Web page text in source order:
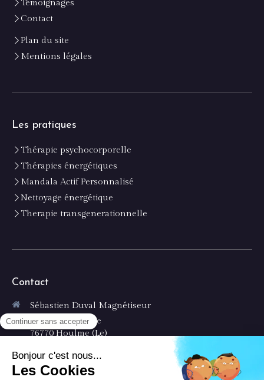
Témoignages
Contact
Plan du site
Mentions légales
Les pratiques
Thérapie psychocorporelle
Thérapies énergétiques
Mandala Actif Personnalisé
Nettoyage énergétique
Therapie transgenerationnelle
Contact
Sébastien Duval Magnétiseur
8 rue République
76770 Houlme (Le)
Afficher le téléphone